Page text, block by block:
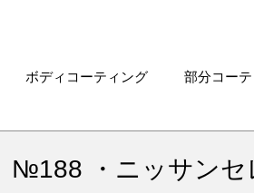
ボディコーティング 部分コー
№188 ・ニッサンセ